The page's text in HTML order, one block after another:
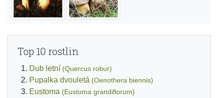
Top 10 rostlin
Dub letní (Quercus robur)
Pupalka dvouletá (Oenothera biennis)
Eustoma (Eustoma grandiflorum)